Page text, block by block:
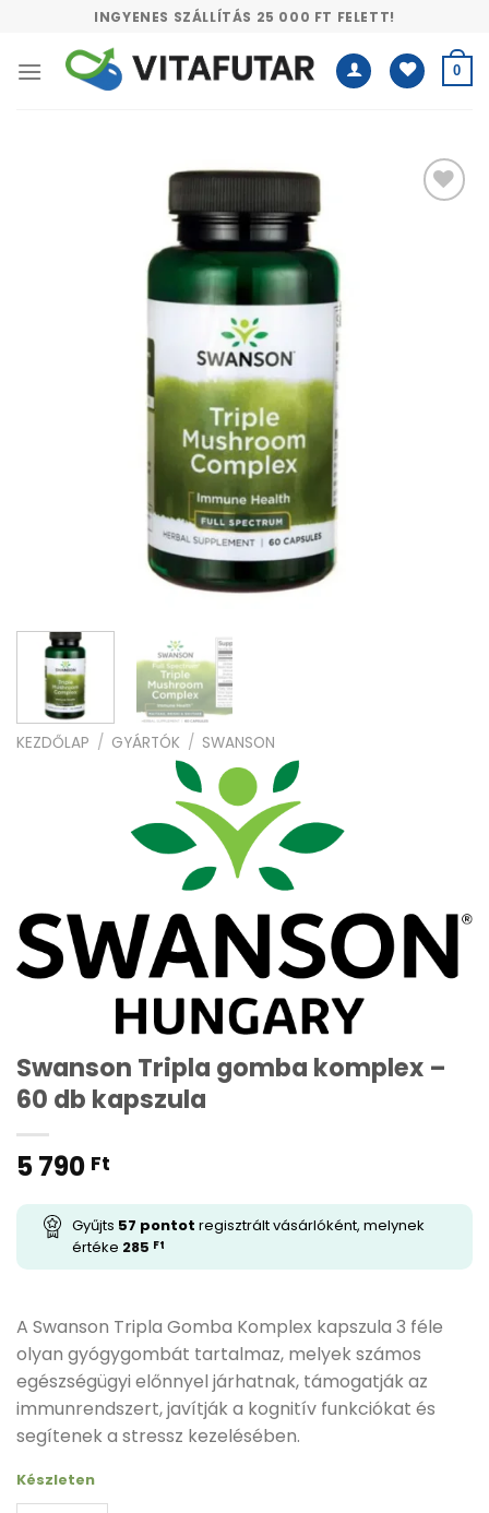
content
INGYENES SZÁLLÍTÁS 25 000 FT FELETT!
0
KEZDŐLAP / GYÁRTÓK / SWANSON
Swanson Tripla gomba komplex –
60 db kapszula
5 790 Ft
Gyűjts 57 pontot regisztrált vásárlóként, melynek
értéke 285 Ft
A Swanson Tripla Gomba Komplex kapszula 3 féle
olyan gyógygombát tartalmaz, melyek számos
egészségügyi előnnyel járhatnak, támogatják az
immunrendszert, javítják a kognitív funkciókat és
segítenek a stressz kezelésében.
Készleten